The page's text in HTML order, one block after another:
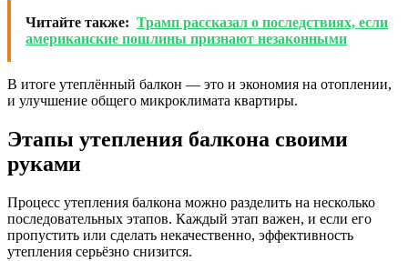
Читайте также: Трамп рассказал о последствиях, если
американские пошлины признают незаконными
В итоге утеплённый балкон — это и экономия на отоплении,
и улучшение общего микроклимата квартиры.
Этапы утепления балкона своими
руками
Процесс утепления балкона можно разделить на несколько
последовательных этапов. Каждый этап важен, и если его
пропустить или сделать некачественно, эффективность
утепления серьёзно снизится.